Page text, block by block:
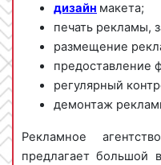
дизайн макета;
печать рекламы,
размещение
предоставление
регулярный
демонтаж
Рекламное
предлагает большой